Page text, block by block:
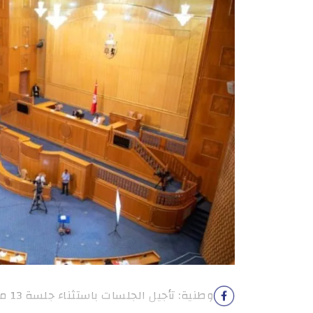
وطنية: تأجيل الجلسات باستثناء جلسة 13 ماي المخصصة للمصادقة على مشاريع قوانين.